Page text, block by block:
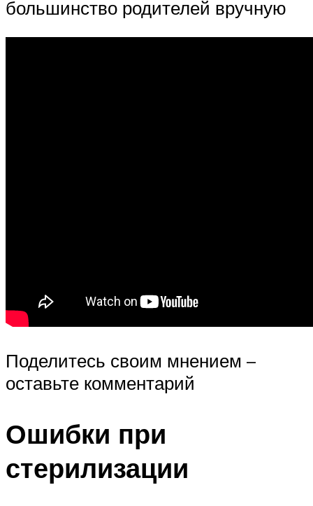
большинство родителей вручную
Поделитесь своим мнением –
оставьте комментарий
Ошибки при
стерилизации